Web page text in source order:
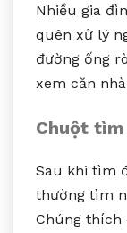
Nhiều gia
quên xử lý
đường ống
xem căn
Chuột
Sau khi tìm
thường tìm
Chúng thích